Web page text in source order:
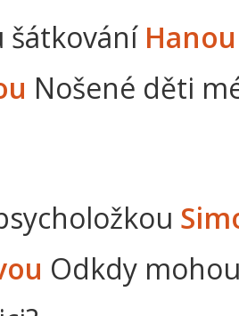
šátkování Hanou
Nošené děti
Odkdy